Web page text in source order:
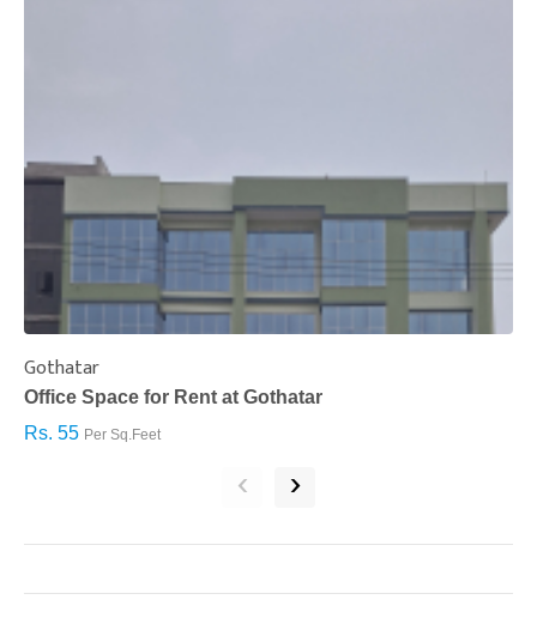
Gothatar
Office Space for Rent at Gothatar
Rs. 55 Per Sq.Feet
‹ ›